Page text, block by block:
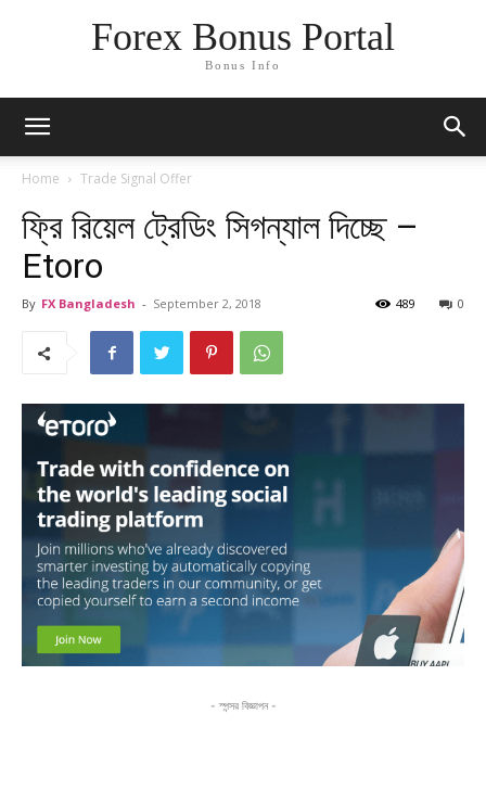
Forex Bonus Portal
Bonus Info
Home Trade Signal Offer
ফ্রি রিয়েল ট্রেডিং সিগন্যাল দিচ্ছে –
Etoro
By FX Bangladesh - September 2, 2018 0
489
- স্পন্সর বিজ্ঞাপন -